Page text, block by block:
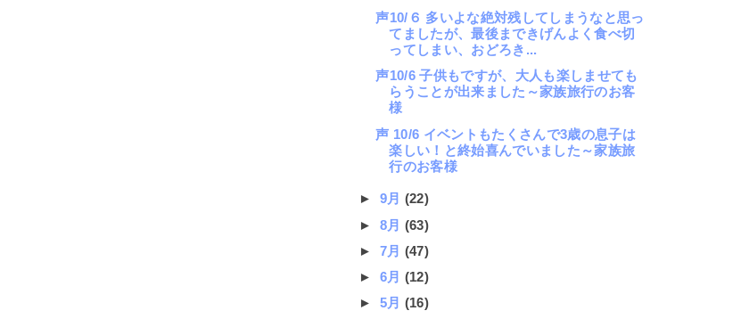
声10/６ 多いよな絶対残してしまうなと思っ
てましたが、最後まできげんよく食べ切
ってしまい、おどろき...
声10/6 子供もですが、大人も楽しませても
らうことが出来ました～家族旅行のお客
様
声 10/6 イベントもたくさんで3歳の息子は
楽しい！と終始喜んでいました～家族旅
行のお客様
► 9月 (22)
► 8月 (63)
► 7月 (47)
► 6月 (12)
► 5月 (16)